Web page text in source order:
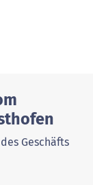
Geschäfts